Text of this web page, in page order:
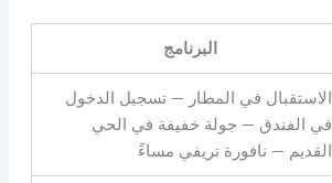
البرنامج
الاستقبال في المطار — تسجيل الدخول
في الفندق — جولة خفيفة في الحي
القديم — نافورة تريفي مساءً